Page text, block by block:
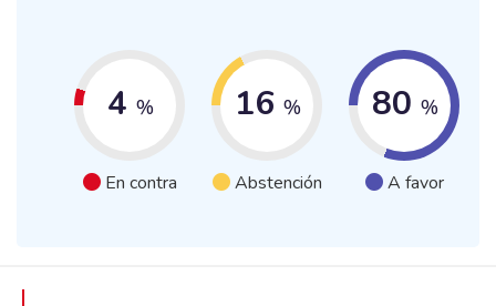
4 %
En contra
16 %
Abstención
80 %
A favor